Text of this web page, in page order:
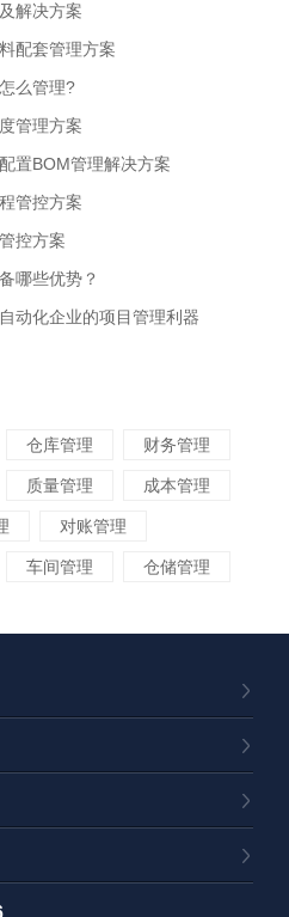
解决方案
配套管理方案
么管理?
管理方案
置BOM管理解决方案
管控方案
控方案
哪些优势？
动化企业的项目管理利器
仓库管理 财务管理
质量管理 成本管理
对账管理
车间管理 仓储管理